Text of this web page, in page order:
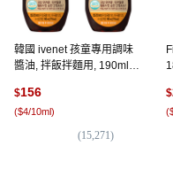
韓國 ivenet 孩童專用調味
醬油, 拌飯拌麵用, 190ml,
$156
($4/10ml)
(15,271)
$
(